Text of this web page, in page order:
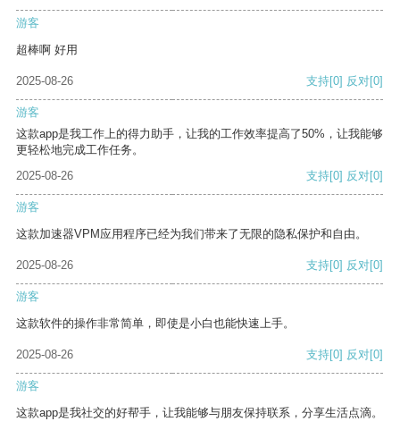
游客
超棒啊 好用
2025-08-26 支持[0] 反对[0]
游客
这款app是我工作上的得力助手，让我的工作效率提高了50%，让我能够
更轻松地完成工作任务。
2025-08-26
支持[0] 反对[0]
游客
这款加速器VPM应用程序已经为我们带来了无限的隐私保护和自由。
2025-08-26 支持[0] 反对[0]
游客
这款软件的操作非常简单，即使是小白也能快速上手。
2025-08-26 支持[0] 反对[0]
游客
这款app是我社交的好帮手，让我能够与朋友保持联系，分享生活点滴。